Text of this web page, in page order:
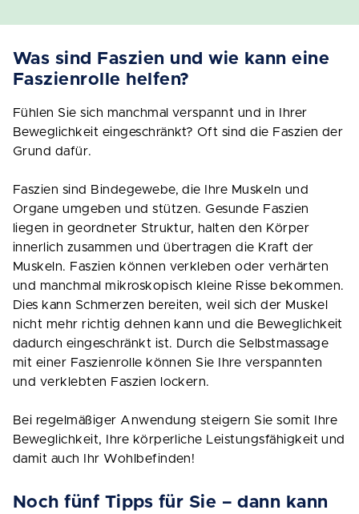
Was sind Faszien und wie kann eine
Faszienrolle helfen?
Fühlen Sie sich manchmal verspannt und in Ihrer
Beweglichkeit eingeschränkt? Oft sind die Faszien der
Grund dafür.
Faszien sind Bindegewebe, die Ihre Muskeln und
Organe umgeben und stützen. Gesunde Faszien
liegen in geordneter Struktur, halten den Körper
innerlich zusammen und übertragen die Kraft der
Muskeln. Faszien können verkleben oder verhärten
und manchmal mikroskopisch kleine Risse bekommen.
Dies kann Schmerzen bereiten, weil sich der Muskel
nicht mehr richtig dehnen kann und die Beweglichkeit
dadurch eingeschränkt ist. Durch die Selbstmassage
mit einer Faszienrolle können Sie Ihre verspannten
und verklebten Faszien lockern.
Bei regelmäßiger Anwendung steigern Sie somit Ihre
Beweglichkeit, Ihre körperliche Leistungsfähigkeit und
damit auch Ihr Wohlbefinden!
Noch fünf Tipps für Sie – dann kann